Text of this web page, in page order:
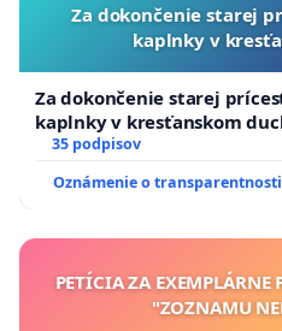
Za dokončenie starej
kaplnky v
Za dokončenie starej
kaplnky v kresťanskom
35 podpisov
Oznámenie o transparentnosti
PETÍCIA ZA EXEMPLÁRNE
"ZOZNAMU